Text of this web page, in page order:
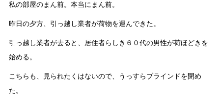
私の部屋のまん前。本当にまん前。
昨日の夕方、引っ越し業者が荷物を運んできた。
引っ越し業者が去ると、居住者らしき６０代の男性が荷ほどきを
始める。
こちらも、見られたくはないので、うっすらブラインドを閉め
た。